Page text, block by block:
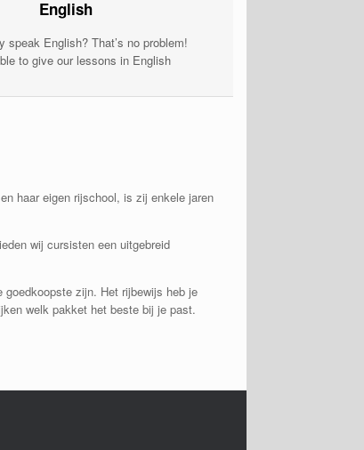
English
speak English? That’s no problem!
to give our lessons in English
haar eigen rijschool, is zij enkele jaren
wij cursisten een uitgebreid
zijn. Het rijbewijs heb je
welk pakket het beste bij je past.